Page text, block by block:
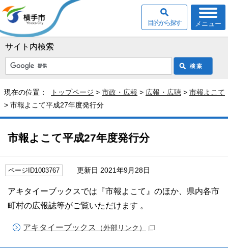
サイト内検索
メニュー
目的から探す
現在の位置： トップページ > 市政・広報 > 広報・広聴 > 市報よこて
> 市報よこて平成27年度発行分
市報よこて平成27年度発行分
ページID1003767 更新日 2021年9月28日
アキタイーブックスでは『市報よこて』のほか、県内各市
町村の広報誌等がご覧いただけます 。
アキタイーブックス （外部リンク）